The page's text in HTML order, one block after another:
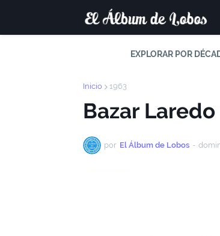
EXPLORAR POR
Inicio 1963
Bazar Laredo
por El Álbum de Lobos -